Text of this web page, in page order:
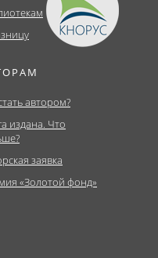
автором?
издана. Что
заявка
«Золотой фонд»